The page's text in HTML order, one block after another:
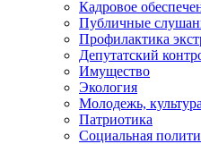
Кадровое
Публичные
Профилактика
Депутатский
Имущество
Экология
Молодежь, культура
Патриотика
Социальная